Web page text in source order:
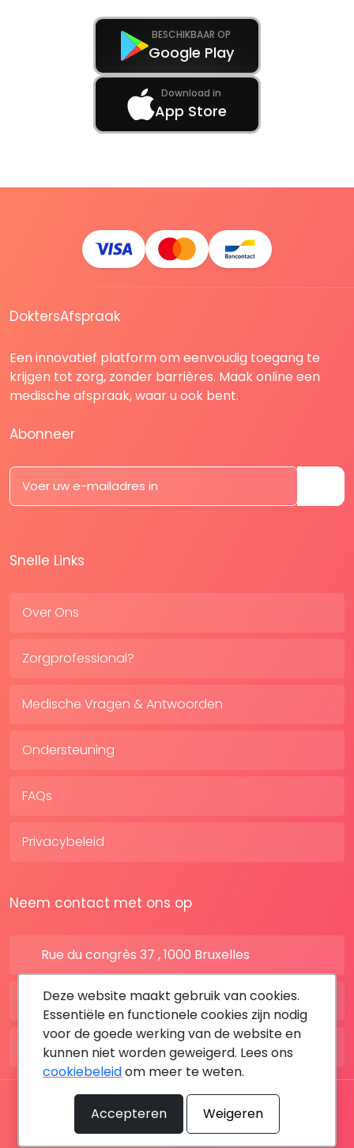
BESCHIKBAAR OP
Google Play
Download in
App Store
DoktersAfspraak
Een innovatief platform om eenvoudig toegang te
krijgen tot zorg, zonder barrières. Maak online een
medische afspraak, waar u ook bent.
Abonneer
Snelle Links
Over Ons
Zorgprofessional?
Medische Vragen & Antwoorden
Ondersteuning
FAQs
Privacybeleid
Neem contact met ons op
Rue du congrès 37 , 1000 Bruxelles
BE: +32 28080227
FR: +33 183642895
Alle rechten voorbehouden © 2026 DoktersAfspraak
By MediaSatCom
Deze website maakt gebruik van cookies.
Essentiële en functionele cookies zijn nodig
voor de goede werking van de website en
kunnen niet worden geweigerd. Lees ons
cookiebeleidom meer te weten.
Accepteren Weigeren